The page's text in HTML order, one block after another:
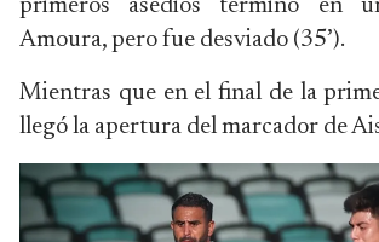
primeros asedios terminó en
Amoura, pero fue desviado (35’).
Mientras que en el final de la
llegó la apertura del marcador de